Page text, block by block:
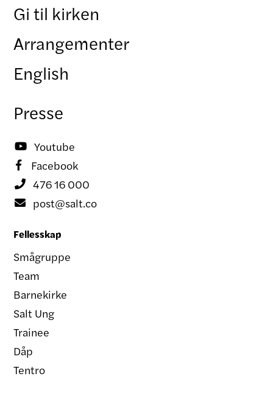
Gi til kirken
Arrangementer
English
Presse
 Youtube
 Facebook
 476 16 000
 post@salt.co
Fellesskap
Smågruppe
Team
Barnekirke
Salt Ung
Trainee
Dåp
Tentro